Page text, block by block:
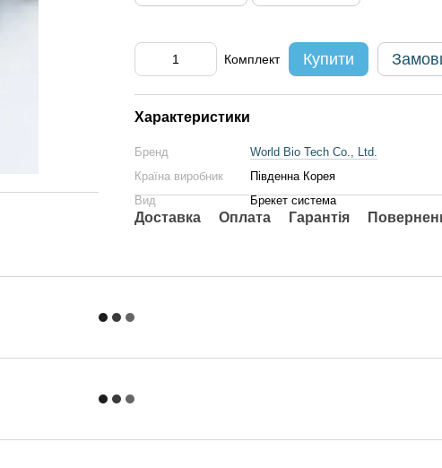
Комплект Купити
Характеристики
Бренд
World Bio Tech Co., Ltd.
Країна виробник
Південна Корея
Вид
Брекет система
Доставка Оплата Гарантія